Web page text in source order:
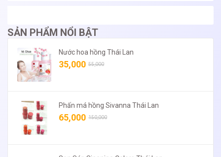
SẢN PHẨM NỔI BẬT
Nước hoa hồng Thái Lan
35,000 55,000
Phấn má hồng Sivanna Thái Lan
65,000 150,000